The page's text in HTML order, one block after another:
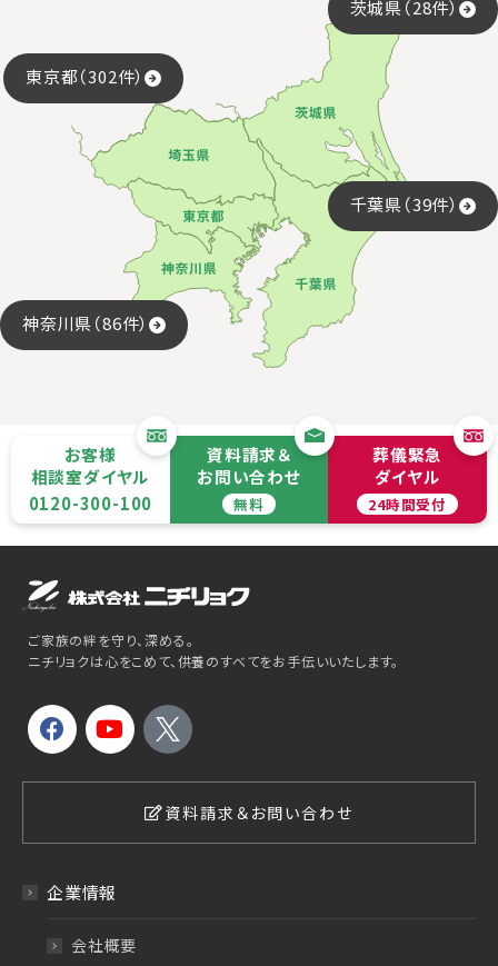
茨城県（28件）
東京都（302件）
千葉県（39件）
神奈川県（86件）
お客様
相談室ダイヤル
0120-300-100
資料請求＆
お問い合わせ
無料
葬儀緊急
ダイヤル
24時間受付
ご家族の絆を守り、深める。
ニチリョクは心をこめて、供養のすべてをお手伝いいたします。
資料請求＆お問い合わせ
企業情報
会社概要